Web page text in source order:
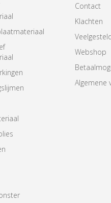
Contact
Klachten
Webshop
Algemene